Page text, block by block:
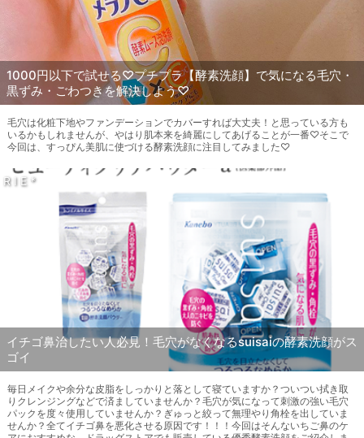
1000円以下で試せる♡プチプラ【酵素洗顔】で気になる毛穴・
黒ずみ・ごわつきを解決しよう♡
毛穴は化粧下地やファンデーションでカバーすれば大丈夫！と思っている方も
いるかもしれませんが、やはり肌本来を綺麗にしてあげることが一番♡そこで
今回は、すっぴん美肌に使づける酵素洗顔に注目してみました♡
R I E *
イチゴ鼻治したい人必見！毛穴がなくなるsuisaiの酵素洗顔がス
ゴイ
毎日メイクや余分な皮脂をしっかりと落として寝ていますか？ついつい拭き取
りクレンジングなどで済ましていませんか？毛穴が気になって刺激の強い毛穴
パックを度々使用していませんか？ぎゅっと絞って無理やり角栓を出していま
せんか？全てイチゴ鼻を悪化させる原因です！！！今回はそんないちご鼻のケ